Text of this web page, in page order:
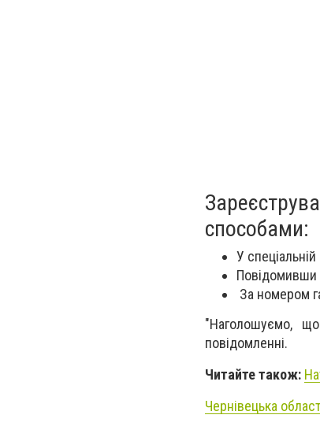
способами:
У
Повідомивши
За номером
"Наголошуємо,
повідомленні.
Читайте також:
Чернівецька